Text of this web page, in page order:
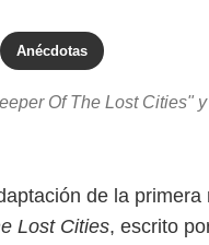
Anécdotas
Of The Lost Cities"
de la primera
Lost Cities, escrito